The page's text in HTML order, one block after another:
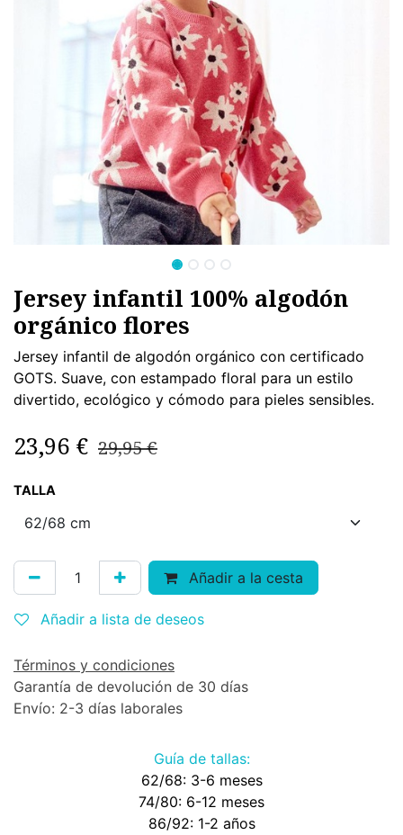
Jersey infantil 100% algodón
orgánico flores
Jersey infantil de algodón orgánico con certificado
GOTS. Suave, con estampado floral para un estilo
divertido, ecológico y cómodo para pieles sensibles.
23,96 € 29,95€
TALLA
Añadir a la cesta
Añadir a lista de deseos
Términos y condiciones
Garantía de devolución de 30 días
Envío: 2-3 días laborales
Guía de tallas:
62/68: 3-6 meses
74/80: 6-12 meses
86/92: 1-2 años